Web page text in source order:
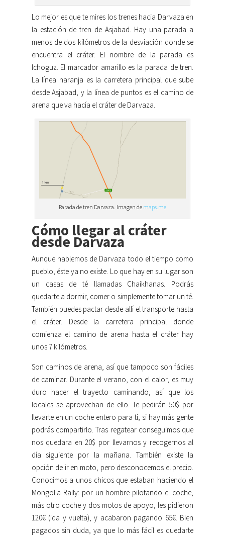
Lo mejor es que te mires los trenes hacia Darvaza en
la estación de tren de Asjabad. Hay una parada a
menos de dos kilómetros de la desviación donde se
encuentra el cráter. El nombre de la parada es
Ichoguz. El marcador amarillo es la parada de tren.
La línea naranja es la carretera principal que sube
desde Asjabad, y la línea de puntos es el camino de
arena que va hacía el cráter de Darvaza.
Parada de tren Darvaza. Imagen de maps.me
Cómo llegar al cráter
desde Darvaza
Aunque hablemos de Darvaza todo el tiempo como
pueblo, éste ya no existe. Lo que hay en su lugar son
un casas de té llamadas Chaikhanas. Podrás
quedarte a dormir, comer o simplemente tomar un té.
También puedes pactar desde allí el transporte hasta
el cráter. Desde la carretera principal donde
comienza el camino de arena hasta el cráter hay
unos 7 kilómetros.
Son caminos de arena, así que tampoco son fáciles
de caminar. Durante el verano, con el calor, es muy
duro hacer el trayecto caminando, así que los
locales se aprovechan de ello. Te pedirán 50$ por
llevarte en un coche entero para ti, si hay más gente
podrás compartirlo. Tras regatear conseguimos que
nos quedara en 20$ por llevarnos y recogernos al
día siguiente por la mañana. También existe la
opción de ir en moto, pero desconocemos el precio.
Conocimos a unos chicos que estaban haciendo el
Mongolia Rally: por un hombre pilotando el coche,
más otro coche y dos motos de apoyo, les pidieron
120€ (ida y vuelta), y acabaron pagando 65€. Bien
pagados sin duda, ya que lo más fácil es quedarte